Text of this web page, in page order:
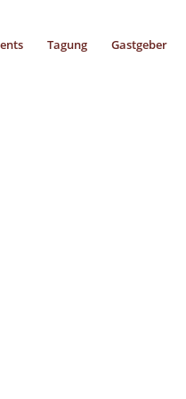
Tagung Gastgeber